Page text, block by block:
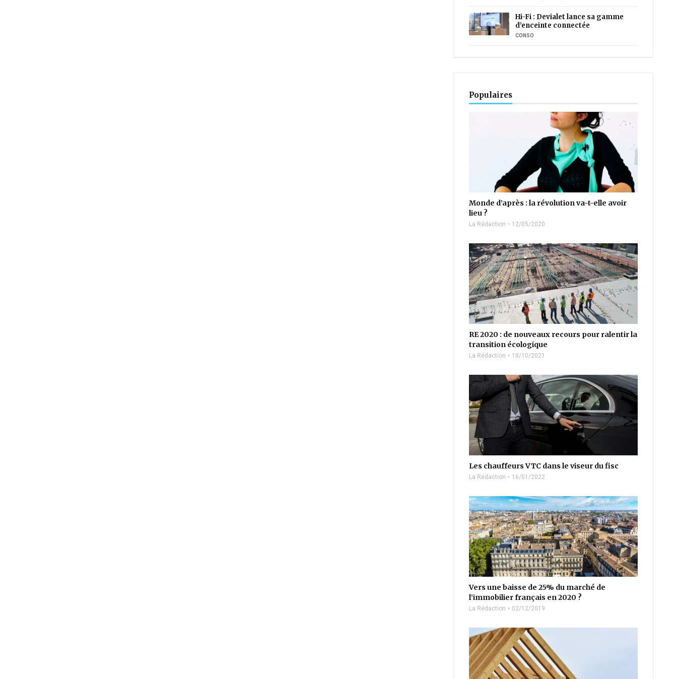
Hi-Fi : Devialet lance sa gamme
d’enceinte connectée
CONSO
Populaires
Monde d’après : la révolution va-t-elle avoir
lieu ?
La Rédaction 12/05/2020
RE 2020 : de nouveaux recours pour ralentir la
transition écologique
La Rédaction 18/10/2021
Les chauffeurs VTC dans le viseur du fisc
La Rédaction 16/01/2022
Vers une baisse de 25% du marché de
l’immobilier français en 2020 ?
La Rédaction 02/12/2019